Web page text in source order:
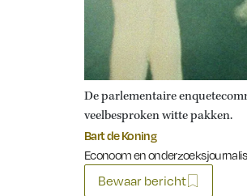
De parlementaire
veelbesproken witte pakken.
Bart de Koning
Econoom en
Bewaar bericht